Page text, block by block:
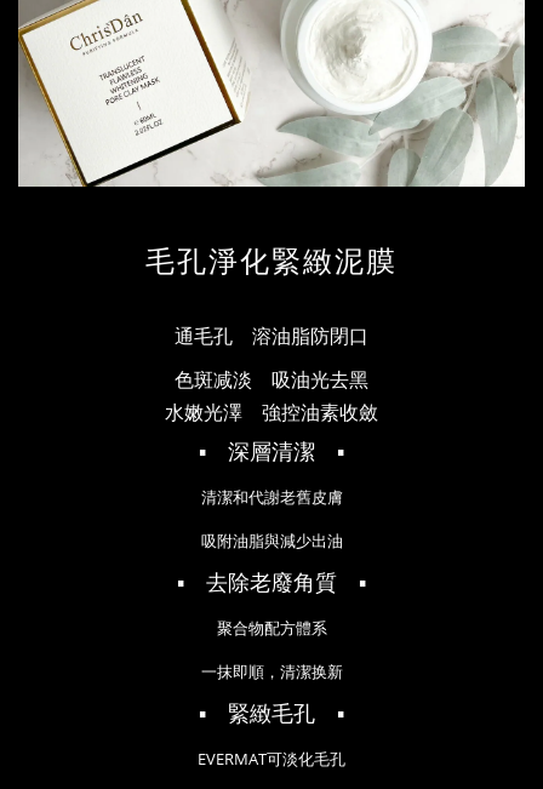
毛孔淨化緊緻泥膜
通毛孔 溶油脂防閉口
色斑减淡 吸油光去黑
水嫩光澤 強控油素收斂
▪ 深層清潔 ▪
清潔和代謝老舊皮膚
吸附油脂與減少出油
▪ 去除老廢角質 ▪
聚合物配方體系
一抹即順，清潔换新
▪ 緊緻毛孔 ▪
EVERMAT可淡化毛孔